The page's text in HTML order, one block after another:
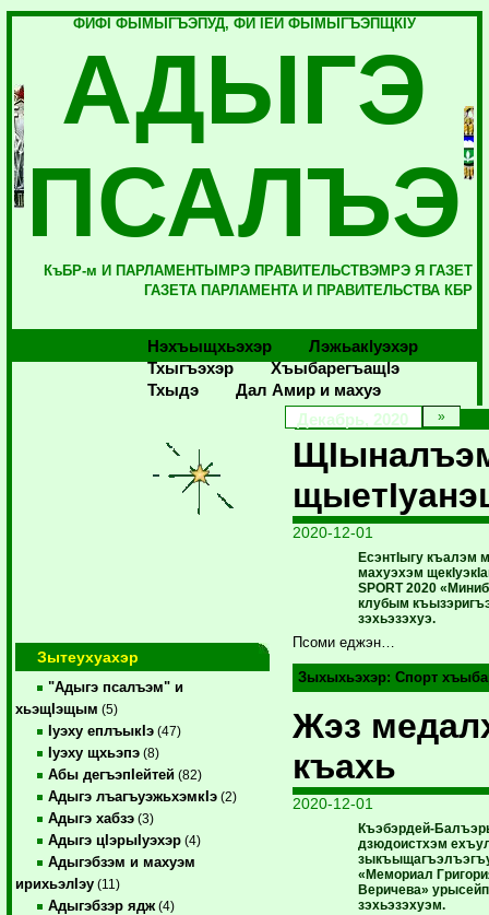
ФИФI ФЫМЫГЪЭПУД, ФИ IЕЙ ФЫМЫГЪЭПЩКIУ
АДЫГЭ
ПСАЛЪЭ
КъБР-м И ПАРЛАМЕНТЫМРЭ ПРАВИТЕЛЬСТВЭМРЭ Я ГАЗЕТ
ГАЗЕТА ПАРЛАМЕНТА И ПРАВИТЕЛЬСТВА КБР
Нэхъыщхьэхэр
Лэжьакlуэхэр
Тхыгъэхэр
Хъыбарегъащlэ
Тхыдэ
Дал Амир и махуэ
Зытеухуахэр
"Адыгэ псалъэм" и
хьэщIэщым (5)
Iуэху еплъыкIэ (47)
Iуэху щхьэпэ (8)
Абы дегъэпIейтей (82)
Адыгэ лъагъуэжьхэмкIэ (2)
Адыгэ хабзэ (3)
Адыгэ цIэрыIуэхэр (4)
Адыгэбзэм и махуэм
ирихьэлIэу (11)
Адыгэбзэр ядж (4)
Декабрь, 2020
2020-12-01
ЕсэнтIыгу къалэм
махуэхэм
SPORT 2020
клубым
зэхьэзэхуэ.
Псоми еджэн…
Зыхыхьэхэр: Спорт
Жэз
къахь
2020-12-01
Къэбэрдей-
дзюдоистхэм
«Мемориал
Веричева»
зэхьэзэхуэм.